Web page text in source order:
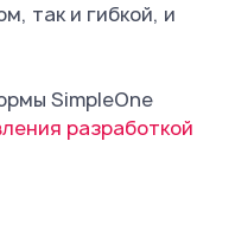
так и гибкой, и
SimpleOne
разработкой